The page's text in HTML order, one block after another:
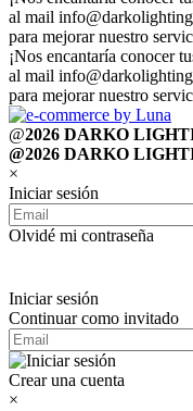
al mail
para mejorar nuestro
¡Nos encantaría conocer
al mail
para mejorar nuestro
@2026 DARKO
@2026 DARKO
×
Iniciar sesión
Olvidé mi contraseña
Iniciar sesión
Continuar como invitado
Crear una cuenta
×